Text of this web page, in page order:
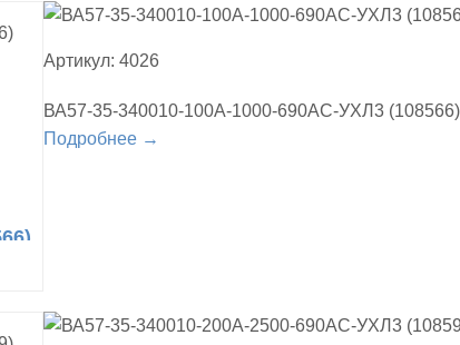
Артикул: 4026
ВА57-35-340010-100А-1000-690AC-УХЛ3 (108566)
Подробнее →